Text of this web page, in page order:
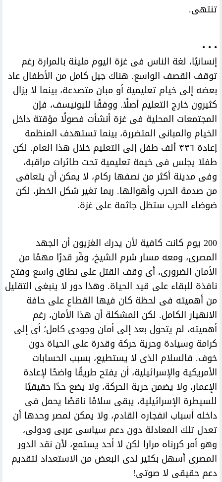
تنتهى.
• • •
إنسانيًا، لغة الناس فى غزة اليوم مليئة بالمرارة رغم
توقف القصف الواسع. هناك جيل كامل من الأطفال عاد
بعضه إلى خيام تعليمية أو مبان متصدعة، بينما لا يزال
كثيرون خارج التعليم أصلًا. ووفقًا لليونيسف، فإن
المجتمعات المحلية فى غزة أنشأت فصولًا مؤقتة داخل
الخيام والمبانى المتضررة، بينما تستهدف المنظمة
إعادة ٣٣٦ ألف طفل إلى التعليم خلال هذا العام. لكن
طفلا يجلس فى خيمة تعليمية تحت طائرات مراقبة،
وفى مدينة أكثر من نصفها ركام، لا يمكن أن يتعافى
من صدمة الحرب وأهوالها. ربما تغير شكل الخطر، لكن
ضوضاء الحرب ستظل جاثمة على غزة.
200 يوم كانت كافية لأن يدرك الغزيون أن الجهد
المصرى، ومعه مسار شرم الشيخ، وفّر قدرًا مهمًا من
الأمان الضرورى، أى وقف القتل على نطاق واسع وفتح
نافذة للبقاء على قيد الحياة. وهذا دور لا ينبغى التقليل
من أهميته فى لحظة كان فيها القطاع على حافة
الانهيار الكامل. لكن المشكلة أن هذا الأمان، رغم
أهميته، لم يتحول بعد إلى أمان وجودى كامل؛ أى إلى
كرامة وسيادة وحرية حركة وقدرة على الحياة دون
خوف. فالسلام الذى لا يستطيع، بسبب الحسابات
الأمريكية والإسرائيلية، أن يفتح طريقًا واضحًا لإعادة
الإعمار، ولا يضمن حرية الحركة، ولا يضع حدًا حقيقيًا
للسيطرة الإسرائيلية، يبقى سلامًا ناقصًا يحمل فى
داخله أسباب انفجاره القادم، ولا يمكن لمصر وحدها أن
تعدل تلك المعادلة دون دعم سياسى عربى ودولى،
وهو أمر كررناه مرارا لكن لا أحد يستمع، لأن نقد الدور
المصرى أسهل بكثير لدى البعض من الاستعداد لتقديم
دعم حقيقى لا صوتى!